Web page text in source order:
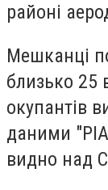
районі
Мешканці
близько 25
окупантів
даними
видно над